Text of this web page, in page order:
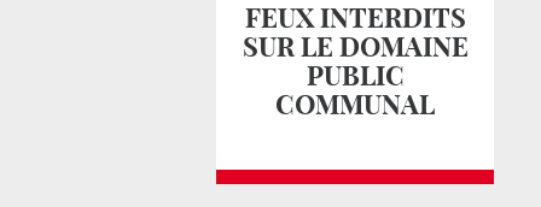
FEUX INTERDITS
SUR LE DOMAINE
PUBLIC
COMMUNAL